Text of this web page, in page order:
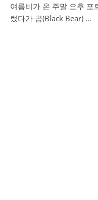
여름비가 온 주말 오후 포
렀다가 곰(Black Bear) …